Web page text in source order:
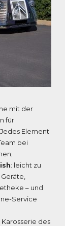
mit der
für
Element
bei
: leicht zu
– und
Service
Karosserie des